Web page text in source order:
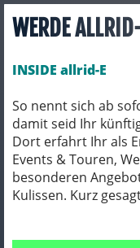
WERDE
INSIDE allrid-E
So nennt sich ab
damit seid Ihr
Dort erfahrt Ihr als
Events & Touren,
besonderen
Kulissen. Kurz
Toggle navigation
E-BIKES E-